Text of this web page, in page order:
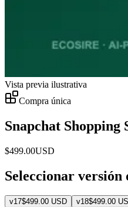
Vista previa ilustrativa
Compra única
Snapchat Shopping
$499.00USD
Seleccionar versión
v17$499.00 USD v18$499.00